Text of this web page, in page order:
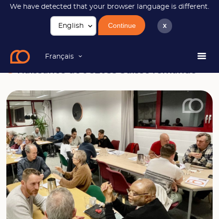
We have detected that your browser language is different.
Continue x
Français
Naissance de JC2033 Suisse romande